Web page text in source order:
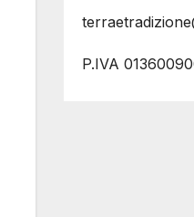
P.IVA